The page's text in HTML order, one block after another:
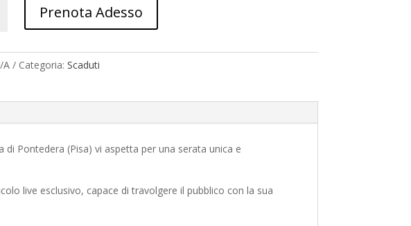
Prenota Adesso
A Categoria: Scaduti
Pontedera (Pisa) vi aspetta per una serata unica e
live esclusivo, capace di travolgere il pubblico con la sua